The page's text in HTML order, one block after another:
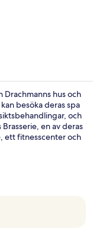
hus och
besöka deras spa
och
en av deras
ett fitnesscenter och